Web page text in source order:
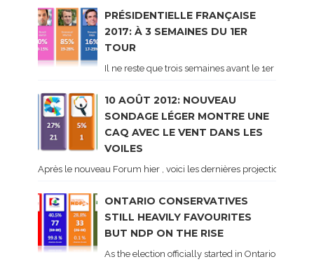
PRÉSIDENTIELLE FRANÇAISE
2017: À 3 SEMAINES DU 1ER
TOUR
Il ne reste que trois semaines avant le 1er tour de
10 AOÛT 2012: NOUVEAU
SONDAGE LÉGER MONTRE UNE
CAQ AVEC LE VENT DANS LES
VOILES
Après le nouveau Forum hier , voici les dernières projections
ONTARIO CONSERVATIVES
STILL HEAVILY FAVOURITES
BUT NDP ON THE RISE
As the election officially started in Ontario, some